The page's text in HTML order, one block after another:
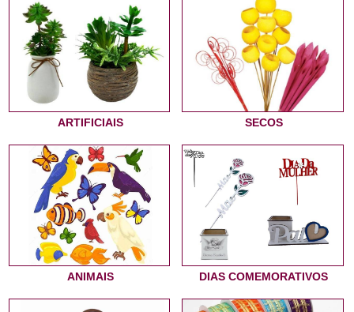
ARTIFICIAIS SECOS
ANIMAIS DIAS COMEMORATIVOS